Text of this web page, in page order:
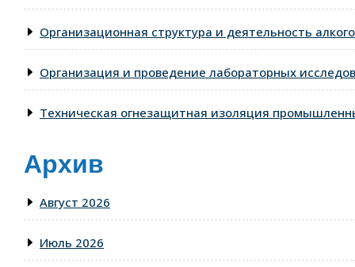
Организационная структура и деятельность
Организация и проведение лабораторных
Техническая огнезащитная изоляция
Архив
Август 2026
Июль 2026